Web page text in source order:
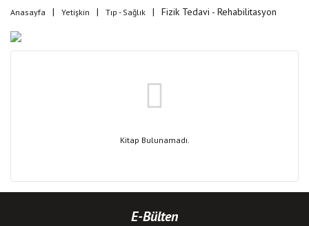
Anasayfa Yetişkin Tıp - Sağlık Fizik Tedavi - Rehabilitasyon
Kitap Bulunamadı.
E-Bülten